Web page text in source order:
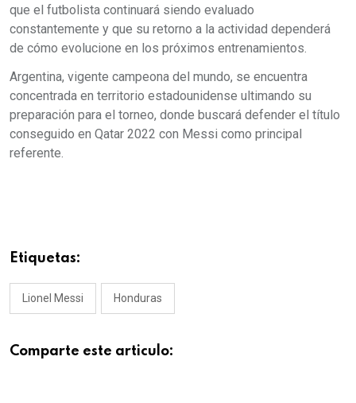
que el futbolista continuará siendo evaluado
constantemente y que su retorno a la actividad dependerá
de cómo evolucione en los próximos entrenamientos.
Argentina, vigente campeona del mundo, se encuentra
concentrada en territorio estadounidense ultimando su
preparación para el torneo, donde buscará defender el título
conseguido en Qatar 2022 con Messi como principal
referente.
Etiquetas:
Lionel Messi Honduras
Comparte este articulo: